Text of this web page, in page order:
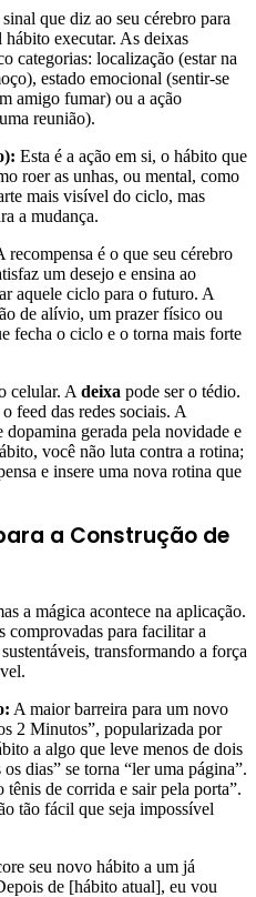
que diz ao seu cérebro para
executar. As deixas
categorias: localização (estar na
estado emocional (sentir-se
amigo fumar) ou a ação
reunião).
Esta é a ação em si, o hábito que
roer as unhas, ou mental, como
mais visível do ciclo, mas
a mudança.
recompensa é o que seu cérebro
um desejo e ensina ao
aquele ciclo para o futuro. A
de alívio, um prazer físico ou
fecha o ciclo e o torna mais forte
celular. A deixa pode ser o tédio.
feed das redes sociais. A
dopamina gerada pela novidade e
você não luta contra a rotina;
e insere uma nova rotina que
a Construção de
a mágica acontece na aplicação.
comprovadas para facilitar a
transformando a força
A maior barreira para um novo
2 Minutos”, popularizada por
a algo que leve menos de dois
dias” se torna “ler uma página”.
de corrida e sair pela porta”.
tão fácil que seja impossível
seu novo hábito a um já
de [hábito atual], eu vou